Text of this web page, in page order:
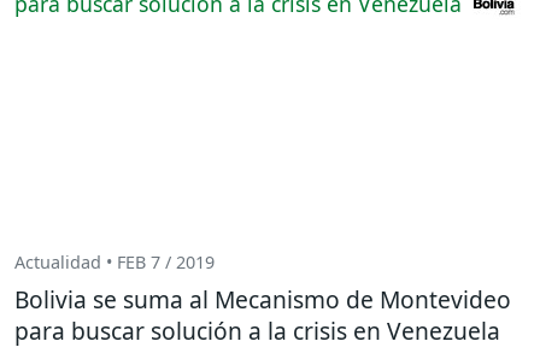
Actualidad • FEB 7 / 2019
Bolivia se suma al Mecanismo de Montevideo
para buscar solución a la crisis en Venezuela